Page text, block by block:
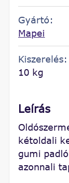
Gyártó:
Mapei
Kiszerelés:
10 kg
Leírás
kétoldali
gumi
azonnali